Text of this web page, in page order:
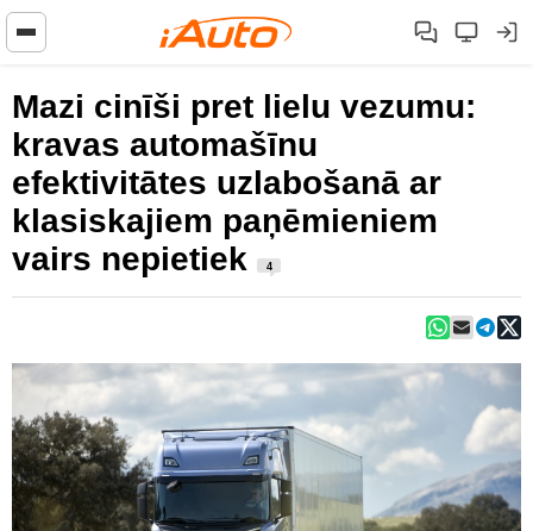
Mazi cinīši pret lielu vezumu:
kravas automašīnu
efektivitātes uzlabošanā ar
klasiskajiem paņēmieniem
vairs nepietiek
4